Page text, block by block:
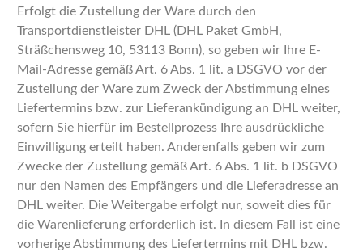
Erfolgt die Zustellung der Ware durch den
Transportdienstleister DHL (DHL Paket GmbH,
Sträßchensweg 10, 53113 Bonn), so geben wir Ihre E-
Mail-Adresse gemäß Art. 6 Abs. 1 lit. a DSGVO vor der
Zustellung der Ware zum Zweck der Abstimmung eines
Liefertermins bzw. zur Lieferankündigung an DHL weiter,
sofern Sie hierfür im Bestellprozess Ihre ausdrückliche
Einwilligung erteilt haben. Anderenfalls geben wir zum
Zwecke der Zustellung gemäß Art. 6 Abs. 1 lit. b DSGVO
nur den Namen des Empfängers und die Lieferadresse an
DHL weiter. Die Weitergabe erfolgt nur, soweit dies für
die Warenlieferung erforderlich ist. In diesem Fall ist eine
vorherige Abstimmung des Liefertermins mit DHL bzw.